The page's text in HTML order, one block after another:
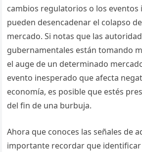
cambios regulatorios o los eventos
pueden desencadenar el colapso
mercado. Si notas que las
gubernamentales están tomando
el auge de un determinado
evento inesperado que afecta
economía, es posible que estés
del fin de una burbuja.
Ahora que conoces las señales de
importante recordar que